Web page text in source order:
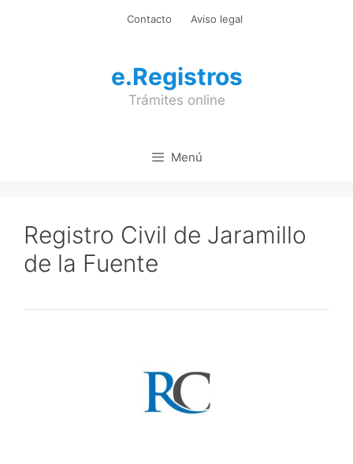
Contacto Aviso legal
e.Registros
Trámites online
Menú
Registro Civil de Jaramillo
de la Fuente